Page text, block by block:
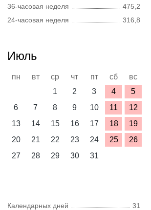
36-часовая неделя
475,2
24-часовая неделя
316,8
Июль
пн вт ср чт пт сб
вс
1
2 3 4
5
6
7 8 9 10 11
12
13
14 15 16 17 18
19
20
21 22 23 24 25
26
27
28 29 30 31
Календарных дней
31